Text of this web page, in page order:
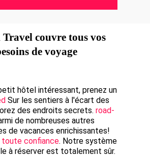
Travel couvre tous vos
de voyage
hôtel intéressant, prenez un
Sur les sentiers à l'écart des
des endroits secrets. road-
de nombreuses autres
de vacances enrichissantes!
toute confiance. Notre système
à réserver est totalement sûr.